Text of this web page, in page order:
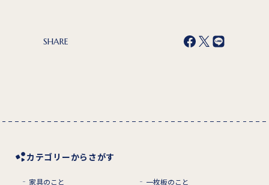
SHARE
カテゴリーからさがす
家具のこと
一枚板のこと